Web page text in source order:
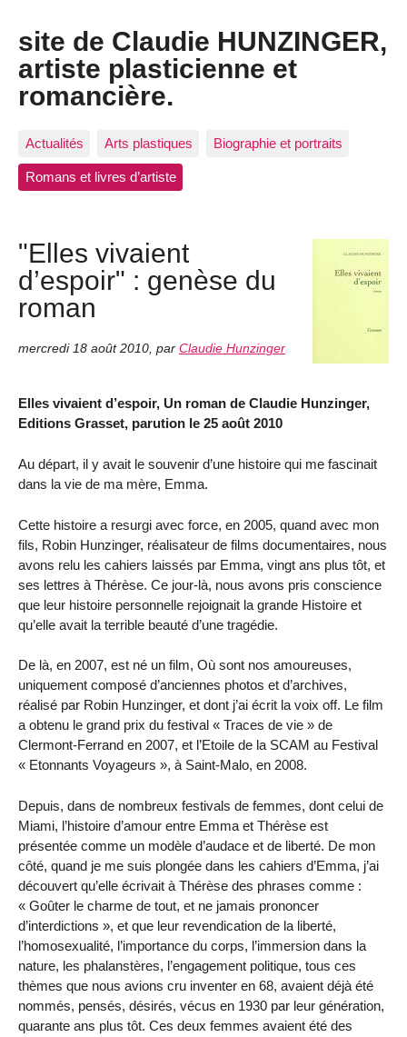
site de Claudie HUNZINGER,
artiste plasticienne et
romancière.
Actualités Arts plastiques Biographie et portraits
Romans et livres d’artiste
"Elles vivaient
d’espoir" : genèse du
roman
mercredi 18 août 2010 par Claudie Hunzinger
Elles vivaient d’espoir, Un roman de Claudie Hunzinger,
Editions Grasset, parution le 25 août 2010
Au départ, il y avait le souvenir d’une histoire qui me fascinait
dans la vie de ma mère, Emma.
Cette histoire a resurgi avec force, en 2005, quand avec mon
fils, Robin Hunzinger, réalisateur de films documentaires, nous
avons relu les cahiers laissés par Emma, vingt ans plus tôt, et
ses lettres à Thérèse. Ce jour-là, nous avons pris conscience
que leur histoire personnelle rejoignait la grande Histoire et
qu’elle avait la terrible beauté d’une tragédie.
De là, en 2007, est né un film, Où sont nos amoureuses,
uniquement composé d’anciennes photos et d’archives,
réalisé par Robin Hunzinger, et dont j’ai écrit la voix off. Le film
a obtenu le grand prix du festival « Traces de vie » de
Clermont-Ferrand en 2007, et l’Etoile de la SCAM au Festival
« Etonnants Voyageurs », à Saint-Malo, en 2008.
Depuis, dans de nombreux festivals de femmes, dont celui de
Miami, l’histoire d’amour entre Emma et Thérèse est
présentée comme un modèle d’audace et de liberté. De mon
côté, quand je me suis plongée dans les cahiers d’Emma, j’ai
découvert qu’elle écrivait à Thérèse des phrases comme :
« Goûter le charme de tout, et ne jamais prononcer
d’interdictions », et que leur revendication de la liberté,
l’homosexualité, l’importance du corps, l’immersion dans la
nature, les phalanstères, l’engagement politique, tous ces
thèmes que nous avions cru inventer en 68, avaient déjà été
nommés, pensés, désirés, vécus en 1930 par leur génération,
quarante ans plus tôt. Ces deux femmes avaient été des